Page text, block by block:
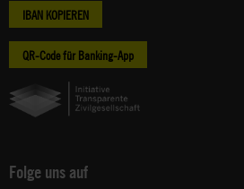
IBAN KOPIEREN
QR-Code für Banking-App
Folge uns auf